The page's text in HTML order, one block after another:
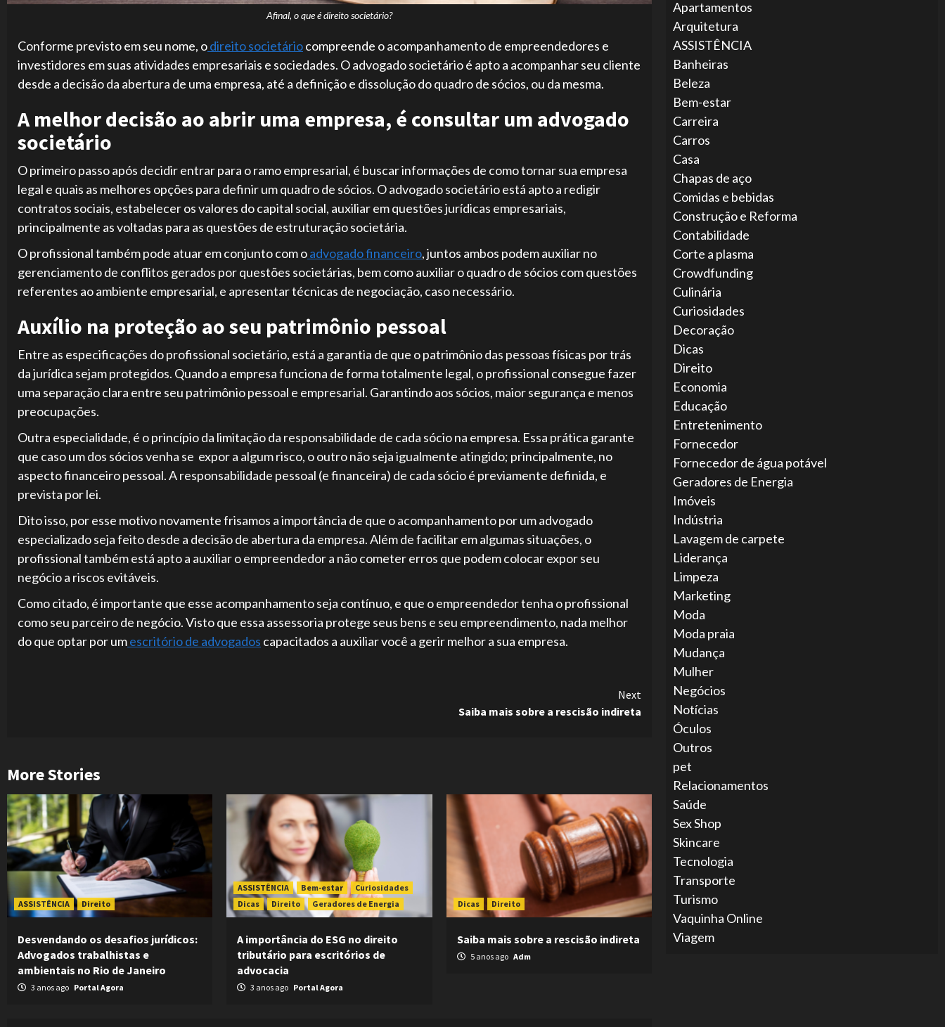
Afinal, o que é direito societário?
Conforme previsto em seu nome, odireito societáriocompreende o acompanhamento de empreendedores e
investidores em suas atividades empresariais e sociedades. O advogado societário é apto a acompanhar seu cliente
desde a decisão da abertura de uma empresa, até a definição e dissolução do quadro de sócios, ou da mesma.
A melhor decisão ao abrir uma empresa, é consultar um advogado
societário
O primeiro passo após decidir entrar para o ramo empresarial, é buscar informações de como tornar sua empresa
legal e quais as melhores opções para definir um quadro de sócios. O advogado societário está apto a redigir
contratos sociais, estabelecer os valores do capital social, auxiliar em questões jurídicas empresariais,
principalmente as voltadas para as questões de estruturação societária.
O profissional também pode atuar em conjunto com oadvogado financeiro, juntos ambos podem auxiliar no
gerenciamento de conflitos gerados por questões societárias, bem como auxiliar o quadro de sócios com questões
referentes ao ambiente empresarial, e apresentar técnicas de negociação, caso necessário.
Auxílio na proteção ao seu patrimônio pessoal
Entre as especificações do profissional societário, está a garantia de que o patrimônio das pessoas físicas por trás
da jurídica sejam protegidos. Quando a empresa funciona de forma totalmente legal, o profissional consegue fazer
uma separação clara entre seu patrimônio pessoal e empresarial. Garantindo aos sócios, maior segurança e menos
preocupações.
Outra especialidade, é o princípio da limitação da responsabilidade de cada sócio na empresa. Essa prática garante
que caso um dos sócios venha se expor a algum risco, o outro não seja igualmente atingido; principalmente, no
aspecto financeiro pessoal. A responsabilidade pessoal (e financeira) de cada sócio é previamente definida, e
prevista por lei.
Dito isso, por esse motivo novamente frisamos a importância de que o acompanhamento por um advogado
especializado seja feito desde a decisão de abertura da empresa. Além de facilitar em algumas situações, o
profissional também está apto a auxiliar o empreendedor a não cometer erros que podem colocar expor seu
negócio a riscos evitáveis.
Como citado, é importante que esse acompanhamento seja contínuo, e que o empreendedor tenha o profissional
como seu parceiro de negócio. Visto que essa assessoria protege seus bens e seu empreendimento, nada melhor
do que optar por umescritório de advogados capacitados a auxiliar você a gerir melhor a sua empresa.
Next
Saiba mais sobre a rescisão indireta
More Stories
ASSISTÊNCIA Direito
Desvendando os desafios jurídicos:
Advogados trabalhistas e
ambientais no Rio de Janeiro
3 anos ago Portal Agora
ASSISTÊNCIA Bem-estar
Curiosidades
Dicas
Direito Geradores de Energia
A importância do ESG no direito
tributário para escritórios de
advocacia
3 anos ago Portal Agora
Dicas Direito
Saiba mais sobre a rescisão indireta
5 anos ago Adm
Apartamentos
Arquitetura
ASSISTÊNCIA
Banheiras
Beleza
Bem-estar
Carreira
Carros
Casa
Chapas de aço
Comidas e bebidas
Construção e Reforma
Contabilidade
Corte a plasma
Crowdfunding
Culinária
Curiosidades
Decoração
Dicas
Direito
Economia
Educação
Entretenimento
Fornecedor
Fornecedor de água potável
Geradores de Energia
Imóveis
Indústria
Lavagem de carpete
Liderança
Limpeza
Marketing
Moda
Moda praia
Mudança
Mulher
Negócios
Notícias
Óculos
Outros
pet
Relacionamentos
Saúde
Sex Shop
Skincare
Tecnologia
Transporte
Turismo
Vaquinha Online
Viagem